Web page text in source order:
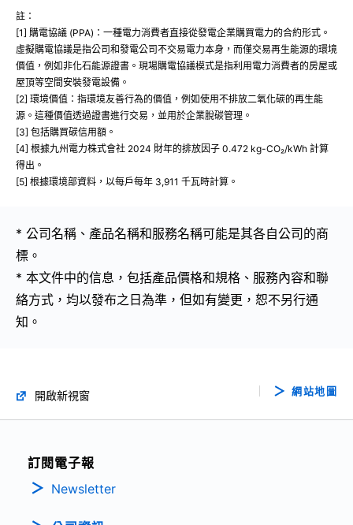
註：
[1] 購電協議 (PPA)：一種電力消費者直接從發電企業購買電力的合約形式。
虛擬購電協議是指公司和發電公司不交易電力本身，而僅交易再生能源的環境
價值，例如非化石能源證書。現場購電協議模式是指利用電力消費者的房屋或
屋頂等空間安裝發電設備。
[2] 環境價值：指環境友善行為的價值，例如使用不排放二氧化碳的再生能
源。這種價值透過證書進行交易，並用於企業脫碳管理。
[3] 包括購買碳信用額。
[4] 根據九州電力株式會社 2024 財年的排放因子 0.472 kg-CO₂/kWh 計算
得出。
[5] 根據環境部資料，以每戶每年 3,911 千瓦時計算。
* 公司名稱、產品名稱和服務名稱可能是其各自公司的商
標。
* 本文件中的信息，包括產品價格和規格、服務內容和聯
絡方式，均以發布之日為準，但如有變更，恕不另行通
知。
開啟新視窗 網站地圖
訂閱電子報
Newsletter